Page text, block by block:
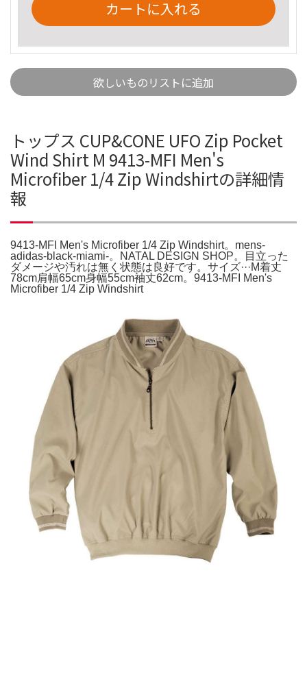
カートに入れる
欲しいものリストに追加
トップス CUP&CONE UFO Zip Pocket
Wind Shirt M 9413-MFI Men's
Microfiber 1/4 Zip Windshirtの詳細情
報
9413-MFI Men's Microfiber 1/4 Zip Windshirt。mens-
adidas-black-miami-。NATAL DESIGN SHOP。目立った
ダメージや汚れは無く状態は良好です。サイズ···M着丈
78cm肩幅65cm身幅55cm袖丈62cm。9413-MFI Men's
Microfiber 1/4 Zip Windshirt